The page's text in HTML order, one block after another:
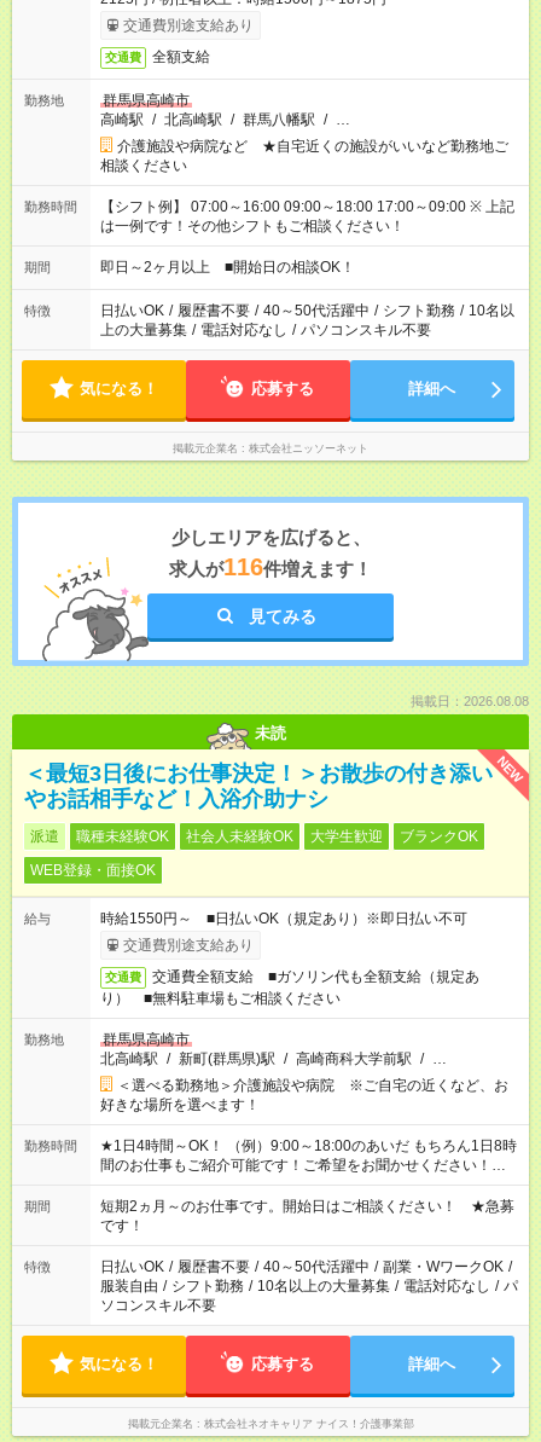
交通費別途支給あり
交通費 全額支給
勤務地
群馬県高崎市
高崎駅 / 北高崎駅 / 群馬八幡駅 / …
介護施設や病院など ★自宅近くの施設がいいなど勤務地ご
相談ください
勤務時間
【シフト例】 07:00～16:00 09:00～18:00 17:00～09:00 ※ 上記
は一例です！その他シフトもご相談ください！
期間 即日～2ヶ月以上 ■開始日の相談OK！
特徴 日払いOK / 履歴書不要 / 40～50代活躍中 / シフト勤務 / 10名以
上の大量募集 / 電話対応なし / パソコンスキル不要
気になる！ 応募する 詳細へ
掲載元企業名 株式会社ニッソーネット
少しエリアを広げると、
求人が116件増えます！
見てみる
掲載日：2026.08.08
未読
NEW
＜最短3日後にお仕事決定！＞お散歩の付き添い
やお話相手など！入浴介助ナシ
派遣 職種未経験OK 社会人未経験OK 大学生歓迎
ブランクOK
WEB登録・面接OK
給与
時給1550円～ ■日払いOK（規定あり）※即日払い不可
交通費別途支給あり
交通費
交通費全額支給 ■ガソリン代も全額支給（規定あ
り） ■無料駐車場もご相談ください
勤務地
群馬県高崎市
北高崎駅 / 新町(群馬県)駅 / 高崎商科大学前駅 / …
＜選べる勤務地＞介護施設や病院 ※ご自宅の近くなど、お
好きな場所を選べます！
勤務時間
★1日4時間～OK！ （例）9:00～18:00のあいだ もちろん1日8時
間のお仕事もご紹介可能です！ご希望をお聞かせください！★家
庭の都合でお休みが必要な場合も遠慮なくご相談ください。 ※
週最低15時間以上の勤務が必要です
期間
短期2ヵ月～のお仕事です。開始日はご相談ください！ ★急募
です！
特徴 日払いOK / 履歴書不要 / 40～50代活躍中 / 副業・WワークOK /
服装自由 / シフト勤務 / 10名以上の大量募集 / 電話対応なし / パ
ソコンスキル不要
気になる！ 応募する 詳細へ
掲載元企業名 株式会社ネオキャリア ナイス！介護事業部